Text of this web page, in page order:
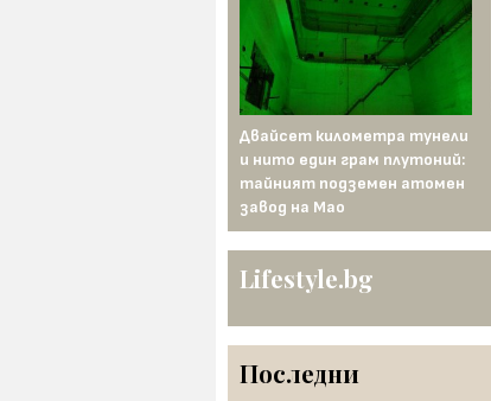
Двайсет километра тунели
и нито един грам плутоний:
тайният подземен атомен
завод на Мао
Lifestyle.bg
Последни